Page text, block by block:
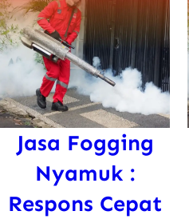
Jasa Fogging
Nyamuk :
Respons Cepat